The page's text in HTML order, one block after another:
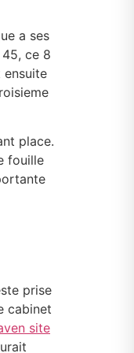
a ses
ce 8
ensuite
place.
fouille
prise
cabinet
site